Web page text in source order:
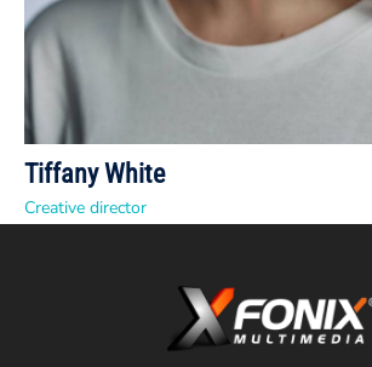
Tiffany White
Creative director